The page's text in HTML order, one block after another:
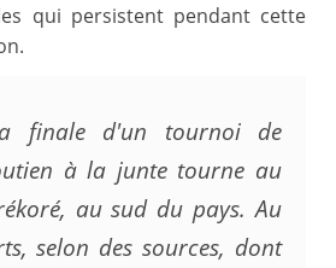
qui persistent pendant cette
finale d'un tournoi de
à la junte tourne au
au sud du pays. Au
selon des sources, dont